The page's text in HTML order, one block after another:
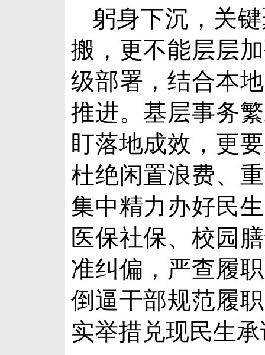
躬身下沉，关
搬，更不能层层
级部署，结合本
推进。基层事务
盯落地成效，更
杜绝闲置浪费、
集中精力办好民
医保社保、校园
准纠偏，严查履
倒逼干部规范履
实举措兑现民生